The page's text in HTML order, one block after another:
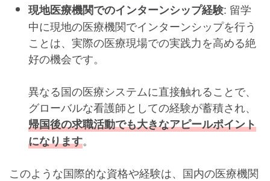
現地医療機関でのインターンシップ経験: 留学
中に現地の医療機関でインターンシップを行う
ことは、実際の医療現場での実践力を高める絶
好の機会です。
異なる国の医療システムに直接触れることで、
グローバルな看護師としての経験が蓄積され、
帰国後の求職活動でも大きなアピールポイント
になります。
このような国際的な資格や経験は、国内の医療機関